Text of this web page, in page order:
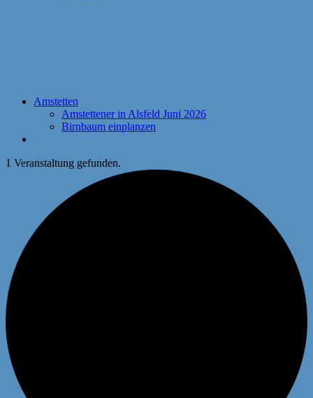
Amstetten
Amstettener in Alsfeld Juni 2026
Birnbaum einplanzen
1 Veranstaltung gefunden.